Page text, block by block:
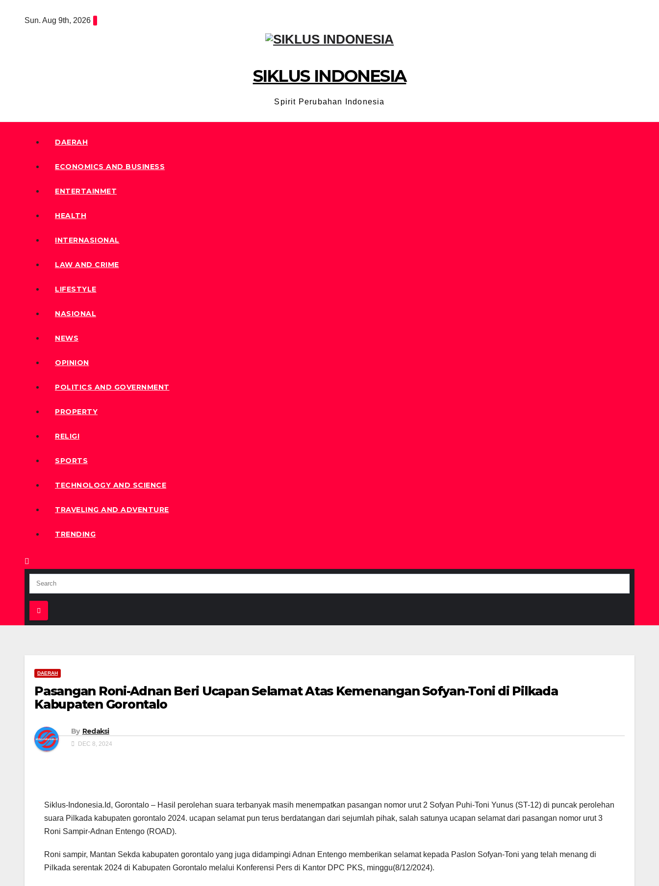
Sun. Aug 9th, 2026
SIKLUS INDONESIA
Spirit Perubahan Indonesia
DAERAH
ECONOMICS AND BUSINESS
ENTERTAINMET
HEALTH
INTERNASIONAL
LAW AND CRIME
LIFESTYLE
NASIONAL
NEWS
OPINION
POLITICS AND GOVERNMENT
PROPERTY
RELIGI
SPORTS
TECHNOLOGY AND SCIENCE
TRAVELING AND ADVENTURE
TRENDING
DAERAH
Pasangan Roni-Adnan Beri Ucapan Selamat Atas Kemenangan Sofyan-Toni di Pilkada
Kabupaten Gorontalo
By Redaksi
DEC 8, 2024
Siklus-Indonesia.Id, Gorontalo – Hasil perolehan suara terbanyak masih menempatkan pasangan nomor urut 2 Sofyan Puhi-Toni Yunus (ST-12) di puncak perolehan
suara Pilkada kabupaten gorontalo 2024. ucapan selamat pun terus berdatangan dari sejumlah pihak, salah satunya ucapan selamat dari pasangan nomor urut 3
Roni Sampir-Adnan Entengo (ROAD).
Roni sampir, Mantan Sekda kabupaten gorontalo yang juga didampingi Adnan Entengo memberikan selamat kepada Paslon Sofyan-Toni yang telah menang di
Pilkada serentak 2024 di Kabupaten Gorontalo melalui Konferensi Pers di Kantor DPC PKS, minggu(8/12/2024).